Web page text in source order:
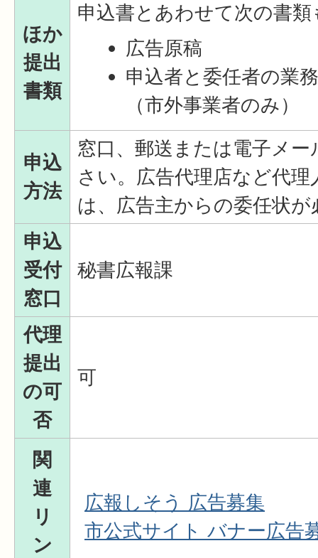
ほか
提出
書類
申込書とあわせて次の書
広告原稿
申込者と委任者の業
（市外事業者のみ）
申込
方法
窓口、郵送または電子メ
さい。広告代理店など代
は、広告主からの委任状が
申込
受付
窓口
秘書広報課
代理
提出
の可
否
可
関
連
リ
ン
広報しそう 広告募集
市公式サイト バナー広告